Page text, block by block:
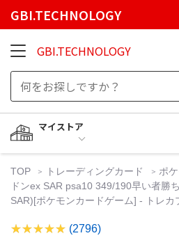
GBI.TECHNOLOGY
GBI.TECHNOLOGY
マイストア
TOP トレーディングカード ポ
ドンex SAR psa10 349/190早い者勝
SAR)[ポケモンカードゲーム] - トレカ
(2796)